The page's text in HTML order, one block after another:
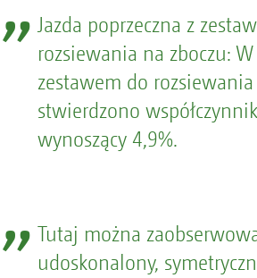
Jazda poprzeczna z
rozsiewania na zboczu:
zestawem do
stwierdzono
wynoszący 4,9%.
Tutaj można
udoskonalony,